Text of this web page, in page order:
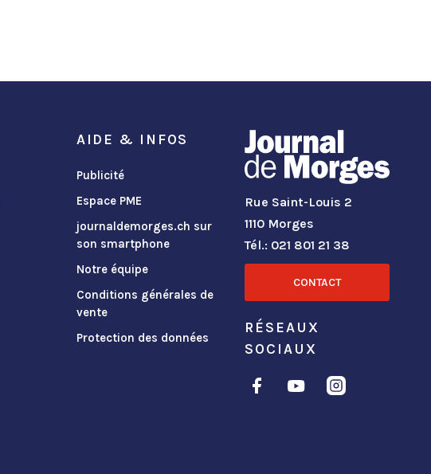
AIDE & INFOS
Publicité
Espace PME
journaldemorges.ch sur
son smartphone
Notre équipe
Conditions générales de
vente
Protection des données
Rue Saint-Louis 2
1110 Morges
Tél.: 021 801 21 38
CONTACT
RÉSEAUX
SOCIAUX